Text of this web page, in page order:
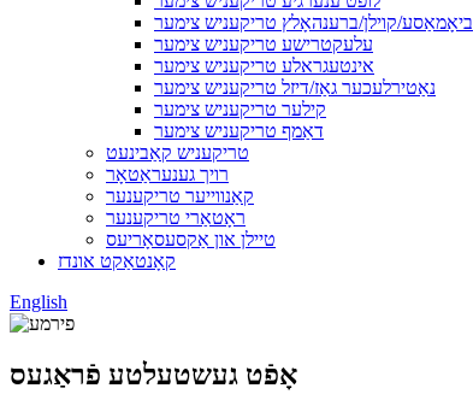
ביאָמאַסע/קוילן/ברענהאָלץ טריקעניש צימער
עלעקטרישע טריקעניש צימער
אינטעגראלע טריקעניש צימער
נאַטירלעכער גאַז/דיזל טריקעניש צימער
קילער טריקעניש צימער
דאַמף טריקעניש צימער
טריקעניש קאַבינעט
רויך גענעראַטאָר
קאַנווייער טריקענער
ראָטאַרי טריקענער
טיילן און אַקסעסאָריעס
קאָנטאַקט אונדז
English
אָפֿט געשטעלטע פֿראַגעס